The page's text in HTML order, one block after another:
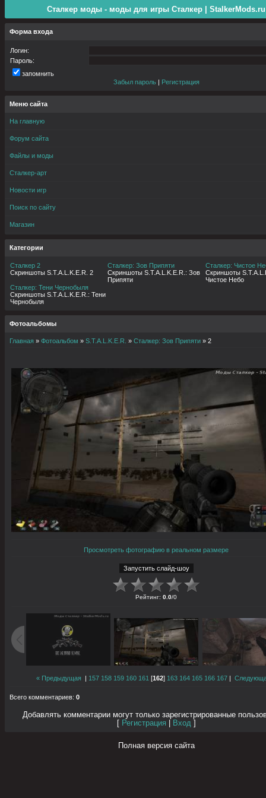
Сталкер моды - моды для игры Сталкер | StalkerMods.ru
Форма входа
Логин:
Пароль:
запомнить
Забыл пароль | Регистрация
Меню сайта
На главную
Форум сайта
Файлы и моды
Сталкер-арт
Новости игр
Поиск по сайту
Магазин
Категории
Сталкер 2
Скриншоты S.T.A.L.K.E.R. 2
Сталкер: Зов Припяти
Скриншоты S.T.A.L.K.E.R.: Зов
Припяти
Сталкер: Чистое
Скриншоты
Чистое Небо
Сталкер: Тени Чернобыля
Скриншоты S.T.A.L.K.E.R.: Тени
Чернобыля
Фотоальбомы
Главная » Фотоальбом » S.T.A.L.K.E.R. » Сталкер: Зов Припяти » 2
Просмотреть фотографию в реальном размере
Рейтинг: 0.0/0
« Предыдущая | 157 158 159 160 161 [162] 163 164 165 166 167 |
Всего комментариев: 0
Добавлять комментарии могут только зарегистрированные
Регистрация Вход
Полная версия сайта